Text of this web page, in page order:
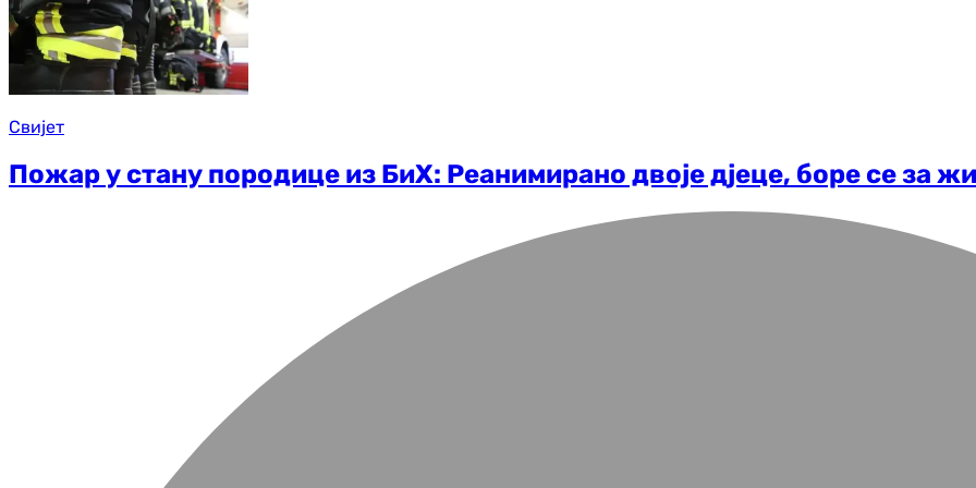
Свијет
Пожар у стану породице из БиХ: Реанимирано двоје д‌јеце, боре се за